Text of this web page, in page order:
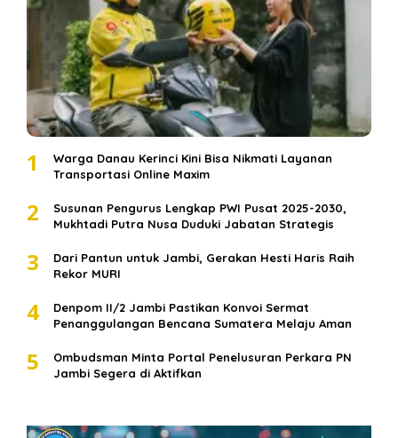
1
Warga Danau Kerinci Kini Bisa Nikmati Layanan
Transportasi Online Maxim
2
Susunan Pengurus Lengkap PWI Pusat 2025-2030,
Mukhtadi Putra Nusa Duduki Jabatan Strategis
3
Dari Pantun untuk Jambi, Gerakan Hesti Haris Raih
Rekor MURI
4
Denpom II/2 Jambi Pastikan Konvoi Sermat
Penanggulangan Bencana Sumatera Melaju Aman
5
Ombudsman Minta Portal Penelusuran Perkara PN
Jambi Segera di Aktifkan